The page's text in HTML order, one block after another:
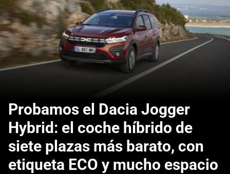
Probamos el Dacia Jogger
Hybrid: el coche híbrido de
siete plazas más barato, con
etiqueta ECO y mucho espacio